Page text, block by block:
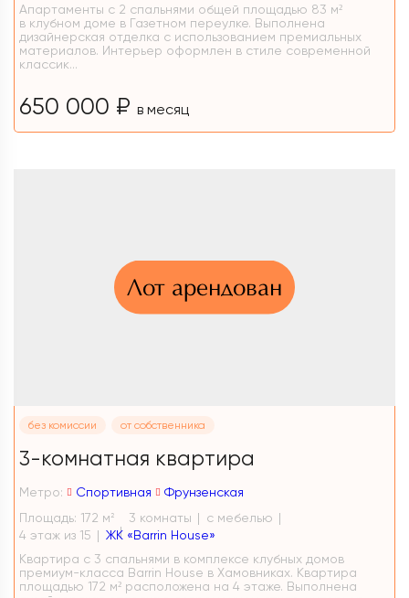
Апартаменты с 2 спальнями общей площадью 83 м²
в клубном доме в Газетном переулке. Выполнена
дизайнерская отделка с использованием премиальных
материалов. Интерьер оформлен в стиле современной
классик...
650 000 ₽ в месяц
Лот арендован
без комиссии от собственника
3-комнатная квартира
Метро: Спортивная
Фрунзенская
Площадь: 172 м 2 3 комнаты
с мебелью
4 этаж из 15
ЖК «Barrin House»
Квартира с 3 спальнями в комплексе клубных домов
премиум-класса Barrin House в Хамовниках. Квартира
площадью 172 м² расположена на 4 этаже. Выполнена